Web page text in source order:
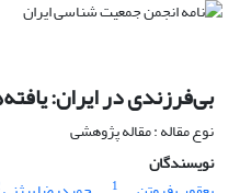
بی‌فرزندی در ایران:
نوع مقاله : مقاله پژوهشی
نویسندگان
1